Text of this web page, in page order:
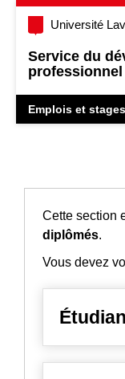
Université
Service du
professionnel
Emplois et stages
Cette section
diplômés.
Vous devez